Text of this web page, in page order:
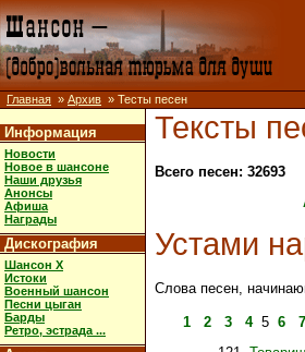
Главная » Архив » Тесты песен
Информация
Новости
Новое в шансоне
Наши друзья
Анонсы
Афиша
Награды
Дискография
Шансон X
Истоки
Военный шансон
Песни цыган
Барды
Ретро, эстрада ...
Тексты
Всего песен: 32693
Устами
Слова песен,
1 2 3 45 6 7